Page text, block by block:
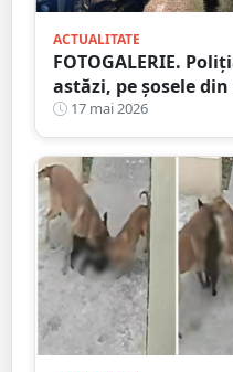
ACTUALITATE
FOTOGALERIE.
astăzi, pe șosele
17 mai 2026